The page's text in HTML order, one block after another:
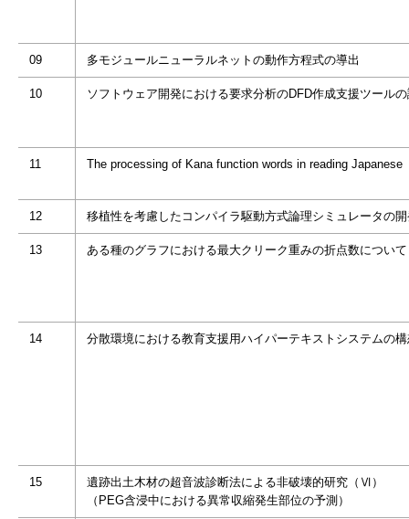
09 多モジュールニューラルネットの動作方程式の導出
10 ソフトウェア開発における要求分析のDFD作成支援ツール
11 The processing of Kana function words in reading Japanese
12 移植性を考慮したコンパイラ駆動方式論理シミュレータの
13 ある種のグラフにおける最大クリーク重みの折点数について
14 分散環境における教育支援用ハイパーテキストシステムの
15
遺跡出土木材の超音波診断法による非破壊的研究（Ⅵ）
（PEG含浸中における異常収縮発生部位の予測）